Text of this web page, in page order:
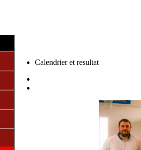
Calendrier et resultat